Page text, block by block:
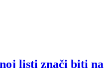
listi znači biti na